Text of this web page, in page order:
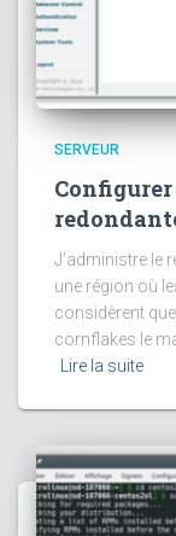
SERVEUR
J’administre le
une région où
considèrent
cornflakes le
Lire la suite